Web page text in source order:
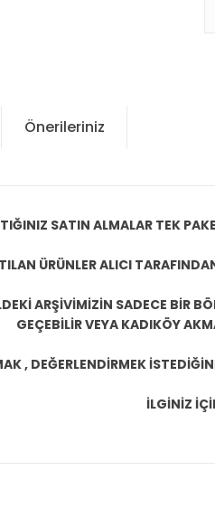
Önerileriniz
SATIN ALMALAR TEK
ÜRÜNLER ALICI
ARŞİVİMİZİN SADECE BİR
GEÇEBİLİR VEYA KADIKÖY
, DEĞERLENDİRMEK
İLGİNİZ